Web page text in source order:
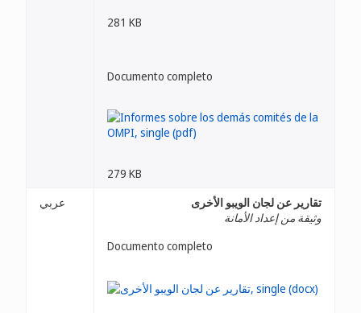
281 KB
Documento completo
279 KB
عربي
تقارير عن لجان الويبو الأخرى
وثيقة من إعداد الأمانة
Documento completo